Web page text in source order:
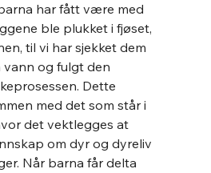
har fått være med
ble plukket i fjøset,
til vi har sjekket dem
og fulgt den
Dette
med det som står i
det vektlegges at
om dyr og dyreliv
Når barna får delta